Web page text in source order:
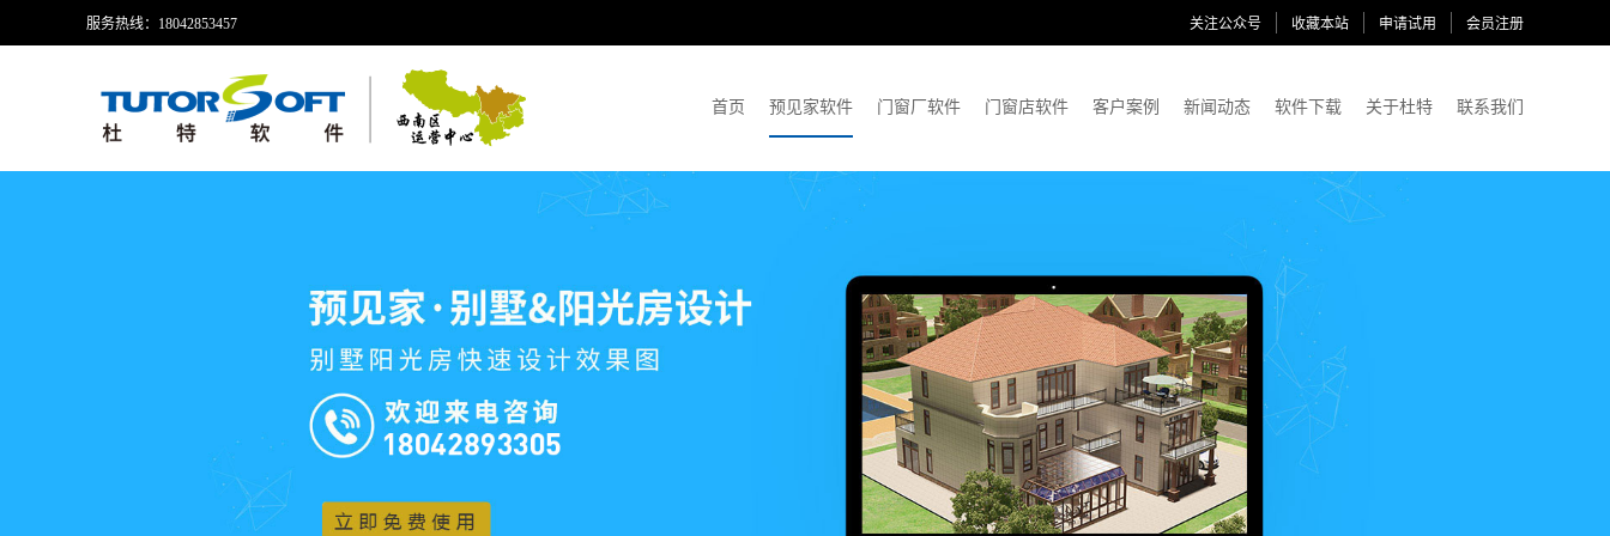
服务热线：18042853457 关注公众号 收藏本站 申请试用 会员注册
首页 预见家软件 门窗厂软件 门窗店软件 客户案例 新闻动态 软件下载 关于杜特 联系我们